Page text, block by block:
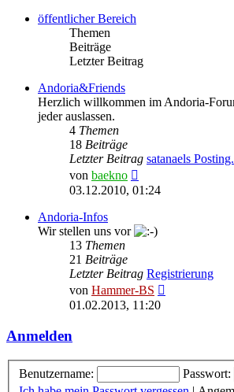
öffentlicher Bereich
Themen
Beiträge
Letzter Beitrag
Andoria&Friends
Herzlich willkommen im Andoria-
jeder auslassen.
4 Themen
18 Beiträge
Letzter Beitrag satanaels
von baekno
Beitrag
03.12.2010, 01:24
Andoria-Infos
Wir stellen uns vor
13 Themen
21 Beiträge
Letzter Beitrag Registrierung
von Hammer-BS
01.02.2013, 11:20
Anmelden
Benutzername:
Passwort: